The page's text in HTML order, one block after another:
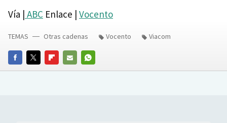
Vía | ABC Enlace | Vocento
FACEBOOKTWITTERFLIPBOARD
E-
WHATSAPP
TEMAS Otras cadenas Vocento Viacom